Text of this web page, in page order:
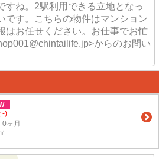
すね。2駅利用できる立地となっ
です。こちらの物件はマンション
はお任せください。お仕事でお忙
からのお問い
-)
ヶ月